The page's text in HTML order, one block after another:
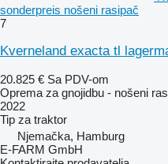
sonderpreis nošeni rasipač
7
Kverneland exacta tl
20.825 € Sa PDV-om
Oprema za gnojidbu - nošeni
2022
Tip za traktor
Njemačka, Hamburg
E-FARM GmbH